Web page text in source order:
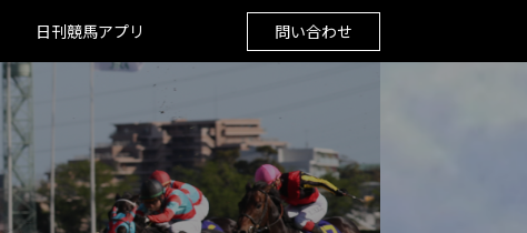
日刊競馬アプリ 問い合わせ